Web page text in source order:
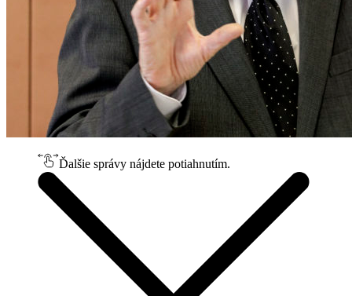
Ďalšie správy nájdete potiahnutím.